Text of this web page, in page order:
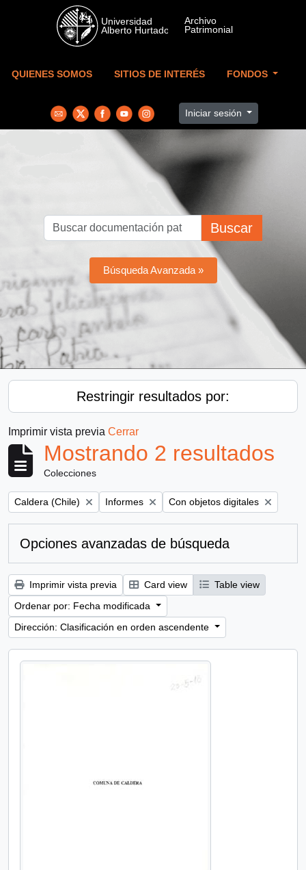
Skip to main content
QUIENES SOMOS SITIOS DE INTERÉS FONDOS
Iniciar sesión
Buscar
Búsqueda Avanzada »
Restringir resultados por:
Imprimir vista previa Cerrar
Mostrando 2 resultados
Colecciones
Remove filter:
Caldera (Chile) Remove filter:
Informes Remove filter:
Con objetos digitales
Opciones avanzadas de búsqueda
Imprimir vista previa Card view
Table view
Ordenar por: Fecha modificada
Dirección: Clasificación en orden ascendente